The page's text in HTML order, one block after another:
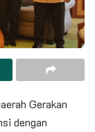
Gerakan
dengan